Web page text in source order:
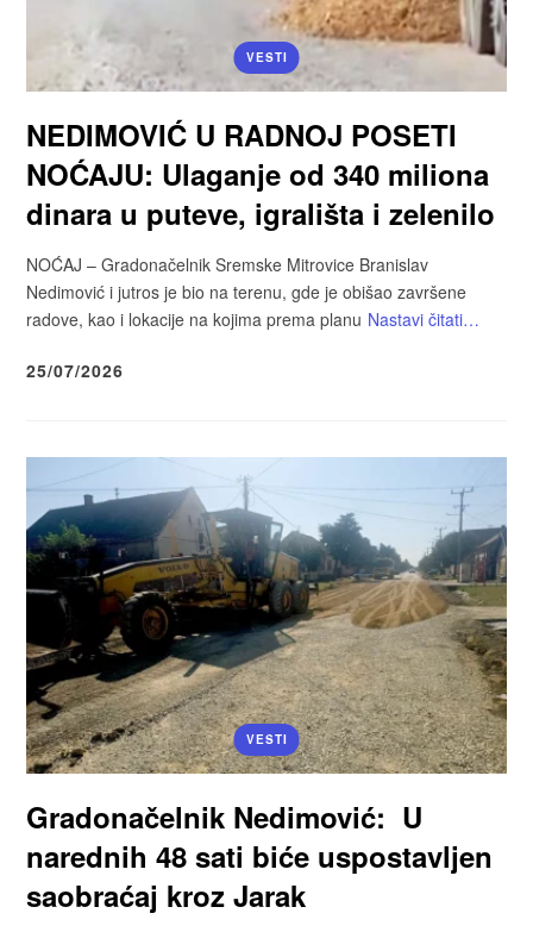
VESTI
NEDIMOVIĆ U RADNOJ POSETI
NOĆAJU: Ulaganje od 340 miliona
dinara u puteve, igrališta i zelenilo
NOĆAJ – Gradonačelnik Sremske Mitrovice Branislav
Nedimović i jutros je bio na terenu, gde je obišao završene
radove, kao i lokacije na kojima prema planu Nastavi čitati…
25/07/2026
VESTI
Gradonačelnik Nedimović: U
narednih 48 sati biće uspostavljen
saobraćaj kroz Jarak